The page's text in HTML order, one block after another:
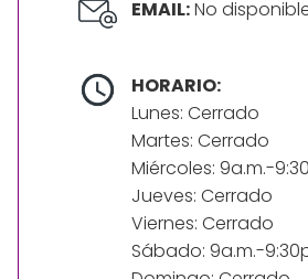
EMAIL:No
HORARIO:
Lunes: Cerrado
Martes: Cerrado
Miércoles: 9a.m.-
Jueves: Cerrado
Viernes: Cerrado
Sábado: 9a.m.-